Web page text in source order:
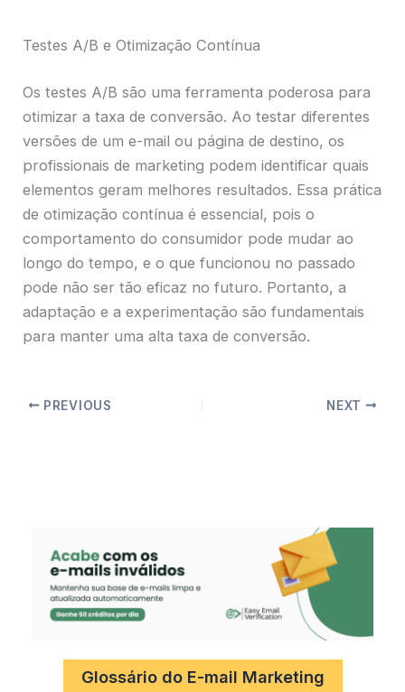
Testes A/B e Otimização Contínua
Os testes A/B são uma ferramenta poderosa para
otimizar a taxa de conversão. Ao testar diferentes
versões de um e-mail ou página de destino, os
profissionais de marketing podem identificar quais
elementos geram melhores resultados. Essa prática
de otimização contínua é essencial, pois o
comportamento do consumidor pode mudar ao
longo do tempo, e o que funcionou no passado
pode não ser tão eficaz no futuro. Portanto, a
adaptação e a experimentação são fundamentais
para manter uma alta taxa de conversão.
PREVIOUS NEXT
Glossário do E-mail Marketing